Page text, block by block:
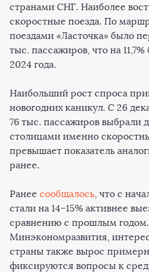
странами СНГ. Наиболее
скоростные поезда. По
поездами «Ласточка» было
тыс. пассажиров, что на
2024 года.
Наибольший рост спроса
новогодних каникул. С 26
76 тыс. пассажиров выбрали
столицами именно
превышает показатель
ранее.
Ранее сообщалось, что с
стали на 14–15% активнее
сравнению с прошлым
Минэкономразвития,
страны также вырос
фиксируются вопросы к